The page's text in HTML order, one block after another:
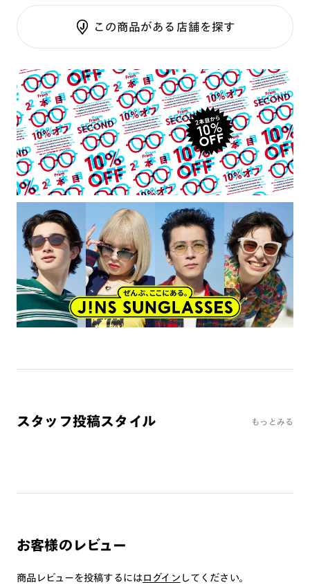
・高温の場所での使用・保管はしないで下さい。
・通常使用での有害な紫外線を防ぐ事は出来ますが、溶接など
の遮光レンズとして使用しないで下さい。
・硬いものとの接触は避けて下さい。
・自動車のフロントガラス等熱強化したガラスを通して使用す
るとガラスのひずみの干渉色が見えることがあります。
・偏光膜の剥がれの原因となるためレンズが水に濡れた場合は
すぐに拭いて下さい。
・超音波洗浄等の使用はお控え下さい。
【度付きカスタム・レンズ交換でご購入希望の方】
・レンズ交換代 3300円（税込） ＋ オプションレンズ代 が追
加されます。
※標準クリアレンズ（度付き）へ交換される場合は、レンズ
交換代のみとなります。
・オンラインショップでは度付き対応・レンズ交換に対応して
おりません。
・搭載レンズ以外への交換は店舗でのみ可能です。ご購入され
※製品の保証はつきません（レンズ交換いただいた場合はレン
COLOR 02：ベーシックグレー（可視光線透過率 23%）
ズ)
ため、既製品とは仕上がりが異なります。
フレーム素材：
テンプル：サスティナブル素材
レンズ交換： 可 ※店舗にて対応 ※保証条件あり
ご利用ガイド
この商品がある店舗を探す
スタッフ投稿スタイル もっとみる
お客様のレビュー
商品レビューを投稿するにはログイン してください。